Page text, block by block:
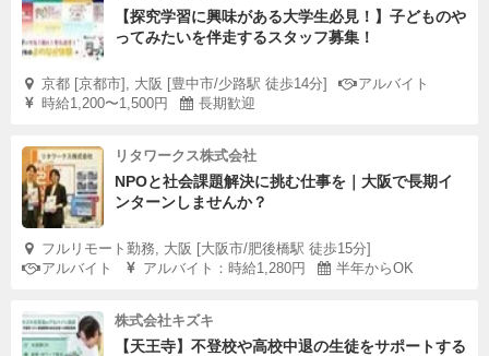
【探究学習に興味がある大学生必見！】子どものや
ってみたいを伴走するスタッフ募集！
京都 [京都市], 大阪 [豊中市/少路駅 徒歩14分]
アルバイト
時給1,200〜1,500円
長期歓迎
リタワークス株式会社
NPOと社会課題解決に挑む仕事を｜大阪で長期イ
ンターンしませんか？
フルリモート勤務, 大阪 [大阪市/肥後橋駅 徒歩15分]
アルバイト
アルバイト：時給1,280円 半年からOK
株式会社キズキ
【天王寺】不登校や高校中退の生徒をサポートする